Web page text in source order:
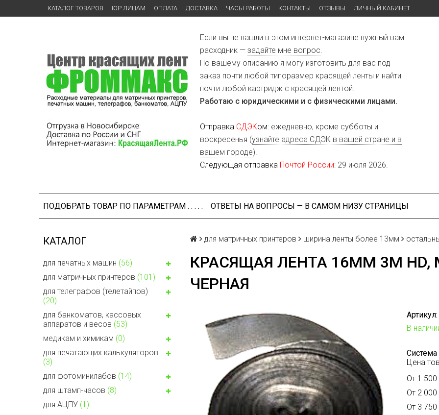
КАТАЛОГ ТОВАРОВ ЮР.ЛИЦАМ ОПЛАТА ДОСТАВКА ЧАСЫ РАБОТЫ КОНТАКТЫ ОТЗЫВЫ ЛИЧНЫЙ КАБИНЕТ
Если вы не нашли в этом интернет-магазине нужный вам
расходник — задайте мне вопрос
По вашему описанию я могу изготовить для вас под
заказ почти любой типоразмер красящей ленты и найти
почти любой картридж с красящей лентой.
Работаю с юридическими и с физическими лицами.
Отправка СДЭКом: ежедневно, кроме субботы и
воскресенья (узнайте адреса СДЭК в вашей стране и в
вашем городе).
Следующая отправка Почтой России: 29 июля 2026.
ПОДОБРАТЬ ТОВАР ПО ПАРАМЕТРАМ . . . . . ОТВЕТЫ НА ВОПРОСЫ — В САМОМ НИЗУ СТРАНИЦЫ
КАТАЛОГ
для печатных машин (56)
для матричных принтеров (101)
для телеграфов (телетайпов)
(20)
для банкоматов, кассовых
аппаратов и весов (53)
медикам и химикам (0)
для печатающих калькуляторов
(3)
для фотоминилабов (14)
для штамп-часов (8)
для АЦПУ (1)
для матричных принтеров ширина ленты более 13мм
КРАСЯЩАЯ ЛЕНТА 16ММ 3М HD,
ЧЕРНАЯ
Артикул:
В
Система
Цена
От 1 500
От 2 000
От 3 750